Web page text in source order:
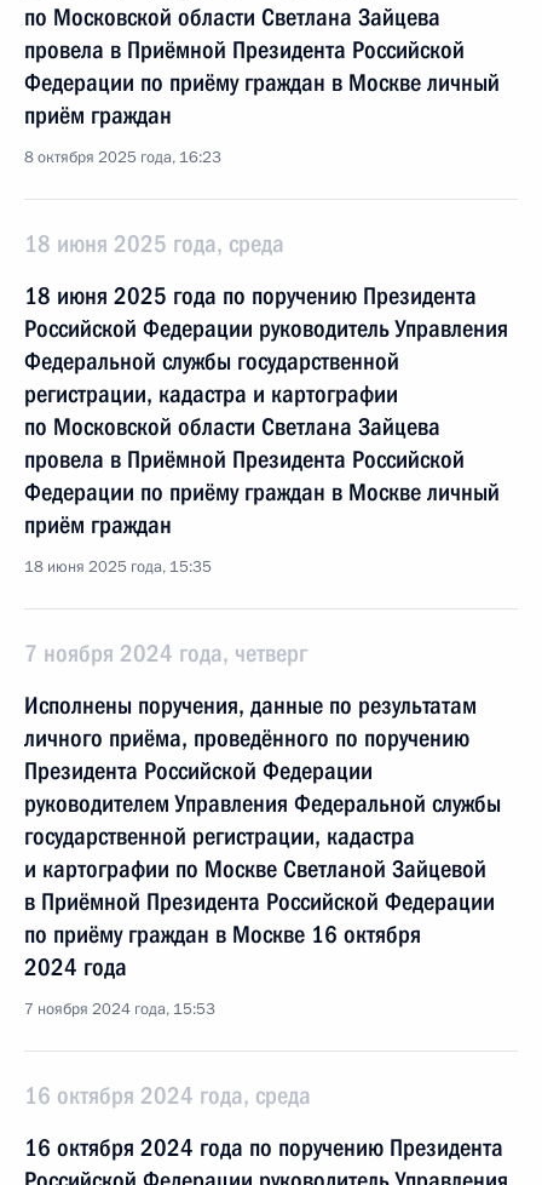
по Московской области Светлана Зайцева
провела в Приёмной Президента Российской
Федерации по приёму граждан в Москве личный
приём граждан
8 октября 2025 года, 16:23
18 июня 2025 года, среда
18 июня 2025 года по поручению Президента
Российской Федерации руководитель Управления
Федеральной службы государственной
регистрации, кадастра и картографии
по Московской области Светлана Зайцева
провела в Приёмной Президента Российской
Федерации по приёму граждан в Москве личный
приём граждан
18 июня 2025 года, 15:35
7 ноября 2024 года, четверг
Исполнены поручения, данные по результатам
личного приёма, проведённого по поручению
Президента Российской Федерации
руководителем Управления Федеральной службы
государственной регистрации, кадастра
и картографии по Москве Светланой Зайцевой
в Приёмной Президента Российской Федерации
по приёму граждан в Москве 16 октября
2024 года
7 ноября 2024 года, 15:53
16 октября 2024 года, среда
16 октября 2024 года по поручению Президента